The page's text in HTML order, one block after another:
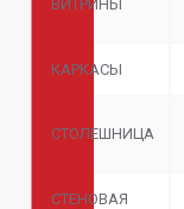
ВИТРИНЫ
КАРКАСЫ
СТОЛЕШНИЦА
СТЕНОВАЯ